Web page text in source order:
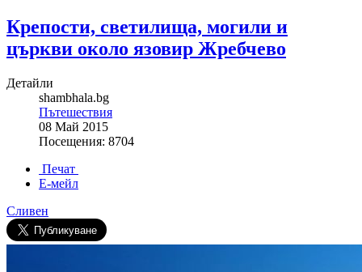
Крепости, светилища, могили и
църкви около язовир Жребчево
Детайли
shambhala.bg
Пътешествия
08 Май 2015
Посещения: 8704
Печат
Е-мейл
Сливен